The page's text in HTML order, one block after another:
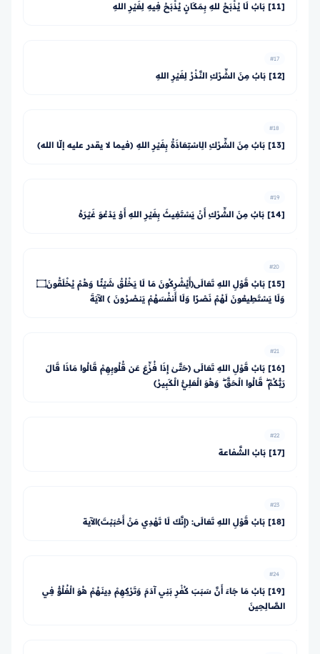
[11] بَابٌ لَا يُذْبَحُ للهِ بِمَكَانٍ يُذْبَحُ فِيهِ لِغَيْرِ اللهِ
#17
[12] بَابٌ مِنَ الشِّرْكِ النَّذْرُ لِغَيْرِ اللهِ
#18
[13] بَابٌ مِنَ الشِّرْكِ الِاسْتِعَاذَةُ بِغَيْرِ اللهِ (فيما لا يقدر عليه إلّا الله)
#19
[14] بَابٌ مِنَ الشِّرْكِ أَنْ يَسْتَغِيثَ بِغَيْرِ اللهِ أَوْ يَدْعُوَ غَيْرَهُ
#20
[15] بَابُ قَوْلِ اللهِ تَعَالَى﴿أَيُشْرِكُونَ مَا لَا يَخْلُقُ شَيْئًا وَهُمْ يُخْلَقُونَ۝
وَلَا يَسْتَطِيعُونَ لَهُمْ نَصْرًا وَلَا أَنفُسَهُمْ يَنصُرُونَ ﴾ الآيَةَ
#21
[16] بَابُ قَوْلِ اللهِ تَعَالَى ﴿حَتَّىٰ إِذَا فُزِّعَ عَن قُلُوبِهِمْ قَالُوا مَاذَا قَالَ
رَبُّكُمْ ۖ قَالُوا الْحَقَّ ۖ وَهُوَ الْعَلِيُّ الْكَبِيرُ﴾
#22
[17] بَابُ الشَّفاعة
#23
[18] بَابُ قَوْلِ اللهِ تَعَالَى: ﴿إِنَّكَ لَا تَهْدِي مَنْ أَحْبَبْتَ﴾الآية
#24
[19] بَابُ مَا جَاءَ أَنَّ سَبَبَ كُفْرِ بَنِي آدَمَ وَتَرْكِهِمْ دِينَهُمْ هُوَ الْغُلُوُّ فِي
الصَّالِحِينَ